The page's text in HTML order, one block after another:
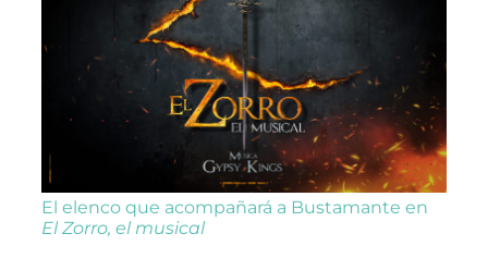
El elenco que acompañará a Bustamante en
El Zorro, el musical